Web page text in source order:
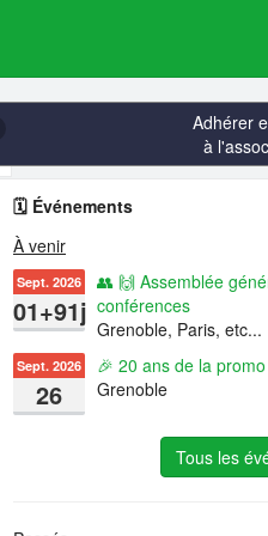
Adhérer
à
🗓️ Événements
À venir
Sept. 2026
01+91j
👥 🙌 Assemblée
conférences
Grenoble, Paris, etc...
Sept. 2026
26
🎉 20 ans de la
Grenoble
Tous les